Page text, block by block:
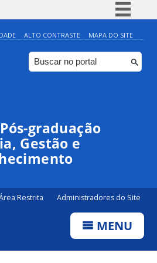
Simplifique!
Comunica BR
Participe
Canais
ALTO CONTRASTE MAPA DO SITE
graduação
Gestão e
Restrita Administradores do Site
MENU